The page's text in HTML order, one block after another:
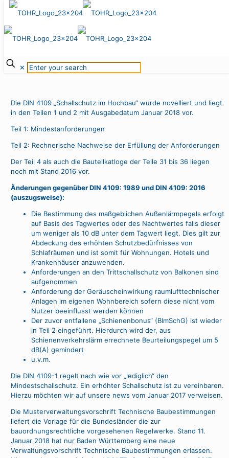
✕
DIN 4109 Ausgabe 2018-01
ist da!!!
Januar 2018
Die DIN 4109 „Schallschutz im Hochbau“ wurde novelliert und liegt
in den Teilen 1 und 2 mit Ausgabedatum Januar 2018 vor.
Teil 1: Mindestanforderungen
Teil 2: Rechnerische Nachweise der Erfüllung der Anforderungen
Der Teil 4 als auch die Bauteilkatloge der Teile 31 bis 36 liegen
noch mit Stand 2016 vor.
Änderungen gegenüber DIN 4109: 1989 und DIN 4109: 2016
(auszugsweise):
Die Bestimmung des maßgeblichen Außenlärmpegels erfolgt
auf Basis des Tagwertes oder des Nachtwertes falls dieser
um weniger als 10 dB unter dem Tagwert liegt. Dies gilt zur
Abdeckung des erhöhten Schutzbedürfnisses von
Schlafräumen und ist somit für Wohnungen. Hotels und
Krankenhäuser anzuwenden.
Anforderungen an den Trittschallschutz von Balkonen sind
aufgenommen
Anforderung der Geräuscheinwirkung raumlufttechnischer
Anlagen im eigenen Wohnbereich sofern diese nicht vom
Nutzer beeinflusst werden können
Der zuvor entfallene „Schienenbonus“ (BImSchG) ist wieder
in Teil 2 eingeführt. Hierdurch wird der, aus
Schienenverkehrslärm errechnete Beurteilungspegel um 5
dB(A) gemindert
u.v.m.
Die DIN 4109-1 regelt nach wie vor „lediglich“ den
Mindestschallschutz. Ein erhöhter Schallschutz ist zu vereinbaren.
Hierzu möchten wir auf unsere news vom Januar 2017 verweisen.
Die Musterverwaltungsvorschrift Technische Baubestimmungen
liefert die Vorlage für die Bundesländer die zur
bauordnungsrechtliche vorgesehenen Regelwerke. Stand 11.
Januar 2018 hat nur Baden Württemberg eine neue
Verwaltungsvorschrift Technische Baubestimmungen erlassen.